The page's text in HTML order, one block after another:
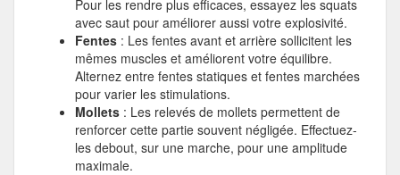
Pour les rendre plus efficaces, essayez les squats
avec saut pour améliorer aussi votre explosivité.
Fentes : Les fentes avant et arrière sollicitent les
mêmes muscles et améliorent votre équilibre.
Alternez entre fentes statiques et fentes marchées
pour varier les stimulations.
Mollets : Les relevés de mollets permettent de
renforcer cette partie souvent négligée. Effectuez-
les debout, sur une marche, pour une amplitude
maximale.